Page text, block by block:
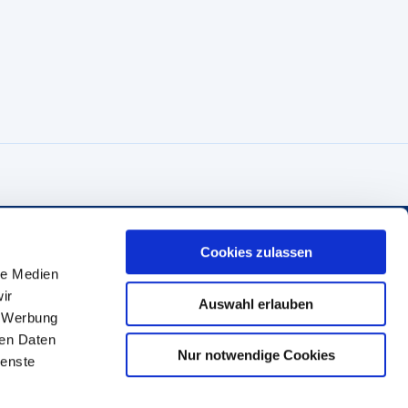
Medien
Daten
Cookies zulassen
Auswahl erlauben
Nur notwendige Cookies
Handwerkskammer Frankfurt-Rhein-Main
Bockenheimer Landstraße 21
60325 Frankfurt am Main
Telefon: 069 97172-818
Fax: 069 97172-5818
service@hwk-rhein-main.de